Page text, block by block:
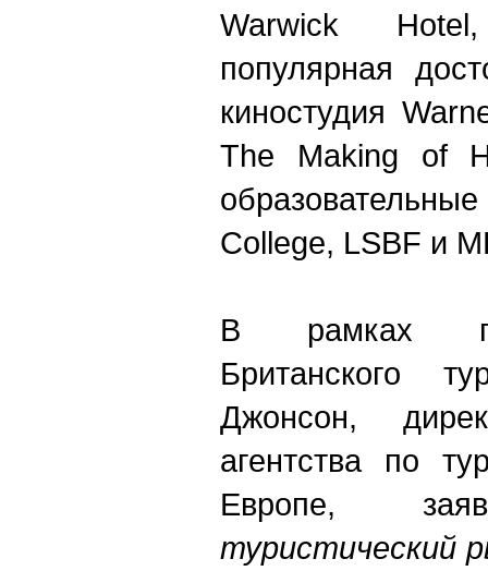
Warwick
популярная
киностудия
The Making of
образовательные
College, LSBF и
В рамках
Британского
Джонсон,
агентства по
Европе,
туристический